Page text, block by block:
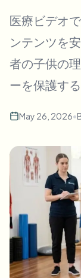
顔交換 - 動
ビデオイン
複数の動画をまと
一括顔ぼか
高スループッ
何でもぼか
企業ゾーン、
API & SDK
ビデオインテ
一括背景除去
医療ビデオ
ンテンツを
者の子供の
ーを保護す
May 26, 2026•